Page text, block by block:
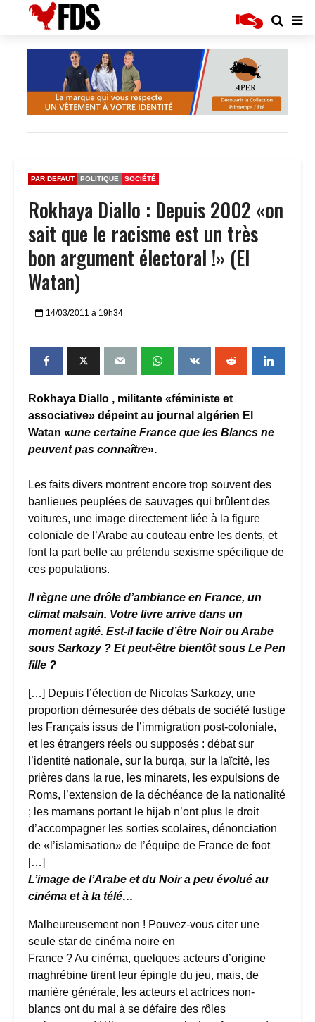
PAR DEFAUT POLITIQUE SOCIÉTÉ
Rokhaya Diallo : Depuis 2002 «on
sait que le racisme est un très
bon argument électoral !» (El
Watan)
14/03/2011 à 19h34
Rokhaya Diallo , militante «féministe et
associative» dépeint au journal algérien El
Watan «une certaine France que les Blancs ne
peuvent pas connaître».
Les faits divers montrent encore trop souvent des
banlieues peuplées de sauvages qui brûlent des
voitures, une image directement liée à la figure
coloniale de l’Arabe au couteau entre les dents, et
font la part belle au prétendu sexisme spécifique de
ces populations.
Il règne une drôle d’ambiance en France, un
climat malsain. Votre livre arrive dans un
moment agité. Est-il facile d’être Noir ou Arabe
sous Sarkozy ? Et peut-être bientôt sous Le Pen
fille ?
[…] Depuis l’élection de Nicolas Sarkozy, une
proportion démesurée des débats de société fustige
les Français issus de l’immigration post-coloniale,
et les étrangers réels ou supposés : débat sur
l’identité nationale, sur la burqa, sur la laïcité, les
prières dans la rue, les minarets, les expulsions de
Roms, l’extension de la déchéance de la nationalité
; les mamans portant le hijab n’ont plus le droit
d’accompagner les sorties scolaires, dénonciation
de «l’islamisation» de l’équipe de France de foot
[…]
L’image de l’Arabe et du Noir a peu évolué au
cinéma et à la télé…
Malheureusement non ! Pouvez-vous citer une
seule star de cinéma noire en
France ? Au cinéma, quelques acteurs d’origine
maghrébine tirent leur épingle du jeu, mais, de
manière générale, les acteurs et actrices non-
blancs ont du mal à se défaire des rôles